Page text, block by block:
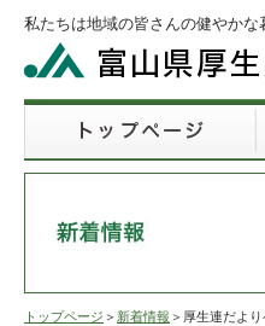
私たちは地域の皆さんの健やかな
トップページ ＞ 新着情報 ＞厚生連だよ